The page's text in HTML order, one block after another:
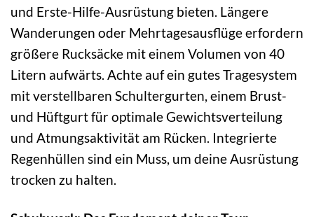
und Erste-Hilfe-Ausrüstung bieten. Längere
Wanderungen oder Mehrtagesausflüge erfordern
größere Rucksäcke mit einem Volumen von 40
Litern aufwärts. Achte auf ein gutes Tragesystem
mit verstellbaren Schultergurten, einem Brust-
und Hüftgurt für optimale Gewichtsverteilung
und Atmungsaktivität am Rücken. Integrierte
Regenhüllen sind ein Muss, um deine Ausrüstung
trocken zu halten.